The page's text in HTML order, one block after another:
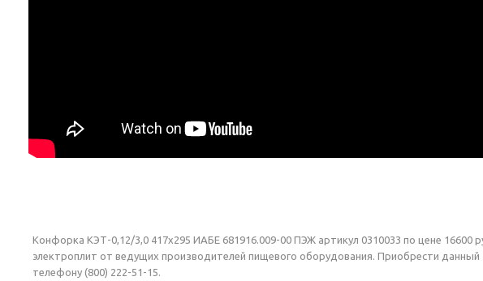
Конфорка КЭТ-0,12/3,0 417х295 ИАБЕ 681916.009-00 ПЭЖ артикул 0310033 по цене 16600
электроплит от ведущих производителей пищевого оборудования. Приобрести
телефону (800) 222-51-15.